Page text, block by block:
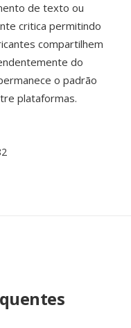
de texto ou
critica permitindo
compartilhem
do
o padrão
plataformas.